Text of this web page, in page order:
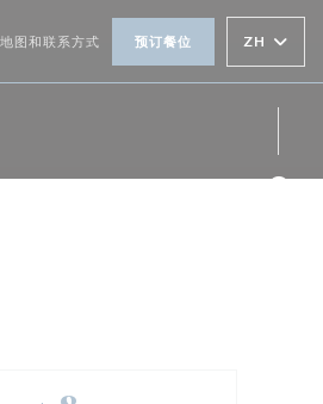
地图和联系方式 预订餐位 ZH